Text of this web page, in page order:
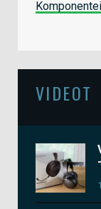
VIDEOT